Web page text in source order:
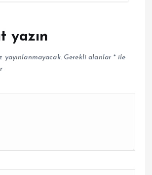
yazın
yayınlanmayacak. Gerekli alanlar *ile